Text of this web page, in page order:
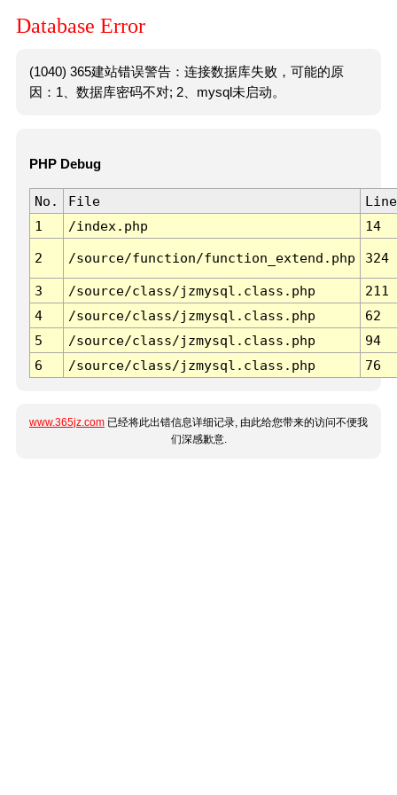
Database Error
(1040) 365建站错误警告：连接数据库失败，可能的原
因：1、数据库密码不对; 2、mysql未启动。
PHP Debug
No. File
Line
1
/index.php 14
2 /source/function/function_extend.php 324
3 /source/class/jzmysql.class.php
211
4
/source/class/jzmysql.class.php
62
5
/source/class/jzmysql.class.php
94
6
/source/class/jzmysql.class.php 76
www.365jz.com 已经将此出错信息详细记录, 由此给您带来的访问不便我
们深感歉意.